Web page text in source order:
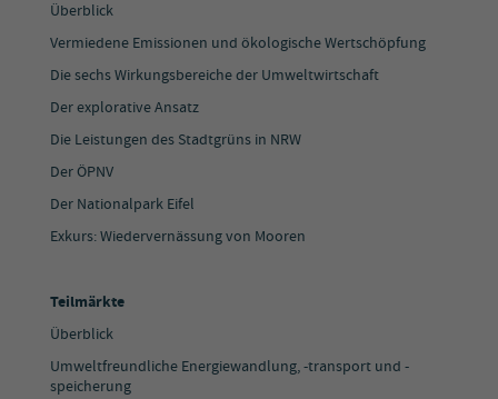
Überblick
Vermiedene Emissionen und ökologische Wertschöpfung
Die sechs Wirkungsbereiche der Umweltwirtschaft
Der explorative Ansatz
Die Leistungen des Stadtgrüns in NRW
Der ÖPNV
Der Nationalpark Eifel
Exkurs: Wiedervernässung von Mooren
Teilmärkte
Überblick
Umweltfreundliche Energiewandlung, -transport und -
speicherung